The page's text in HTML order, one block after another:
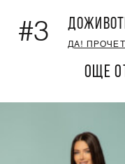
#3 ДА!
ОЩЕ